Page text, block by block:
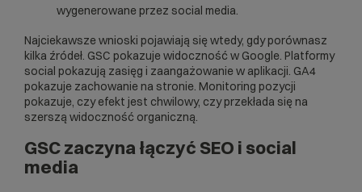
wygenerowane przez social media.
Najciekawsze wnioski pojawiają się wtedy, gdy porównasz
kilka źródeł. GSC pokazuje widoczność w Google. Platformy
social pokazują zasięg i zaangażowanie w aplikacji. GA4
pokazuje zachowanie na stronie. Monitoring pozycji
pokazuje, czy efekt jest chwilowy, czy przekłada się na
szerszą widoczność organiczną.
GSC zaczyna łączyć SEO i social
media